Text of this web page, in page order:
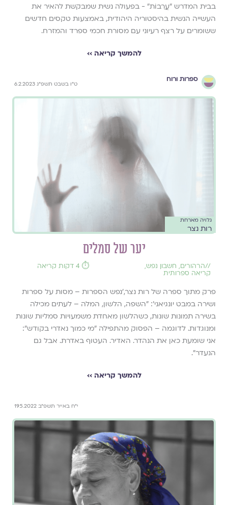
בבית המדרש ״עֲרֵבוֹת״ - בפעולה נשית שמבקשת להאיר את
העשייה הנשית בהיסטוריה היהודית, באמצעות טקסים חדשים
ששומרים על רצף רעיוני עם מסורת חכמי ספרד והמזרח.
להמשך קריאה ››
ספרות ורוח
ט״ו בשבט תשפ״ג 6.2.2023
גלויה מארחת
רות נצר
יער של סמלים
//הרהורים, חשבון נפש,
קריאה ספרותית
⏱️ 4 דקות קריאה
פרק מתוך ספרה של רות נצר,׳נפש הספרות – מסות על ספרות
ושירה במבט יונגיאני׳: ״השפה, הלשון, המלה – לעתים מכילה
בשירה תמונות שונות, כשהלשון מאחדת משמעויות סמליות שונות
ומנוגדות. לדוגמה – הפסוק מהתפילה ״מי כמוך נאדרי בקודש״:
אני שומעת כאן את הנהדר. האדיר. העטוף באדרת. אבל גם
הנעדר״.
להמשך קריאה ››
י״ח באייר תשפ״ב 19.5.2022